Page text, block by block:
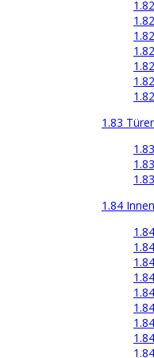
1.83
1.84